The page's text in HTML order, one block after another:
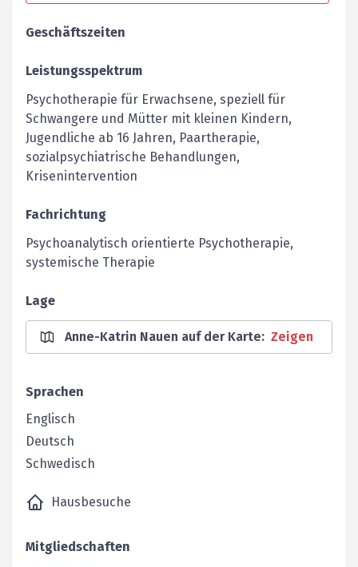
Geschäftszeiten
Leistungsspektrum
Psychotherapie für Erwachsene, speziell für
Schwangere und Mütter mit kleinen Kindern,
Jugendliche ab 16 Jahren, Paartherapie,
sozialpsychiatrische Behandlungen,
Krisenintervention
Fachrichtung
Psychoanalytisch orientierte Psychotherapie,
systemische Therapie
Lage
Anne-Katrin Nauen auf der Karte: Zeigen
Sprachen
Englisch
Deutsch
Schwedisch
Hausbesuche
Mitgliedschaften